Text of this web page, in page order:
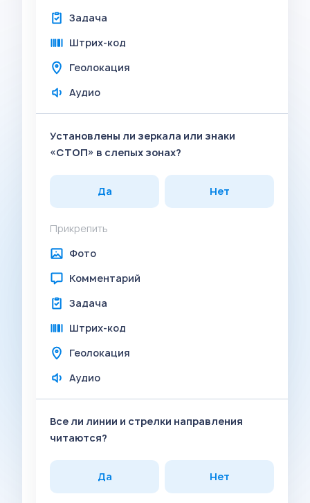
Задача
Штрих-код
Геолокация
Аудио
Установлены ли зеркала или знаки
«СТОП» в слепых зонах?
Да Нет
Прикрепить
Фото
Комментарий
Задача
Штрих-код
Геолокация
Аудио
Все ли линии и стрелки направления
читаются?
Да Нет